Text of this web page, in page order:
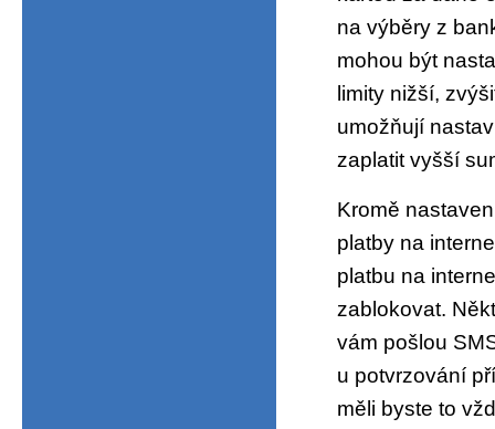
na výběry z
mohou být
limity nižší,
umožňují
zaplatit vyšší
Kromě
platby na
platbu na
zablokovat.
vám pošlou
u potvrzování
měli byste to